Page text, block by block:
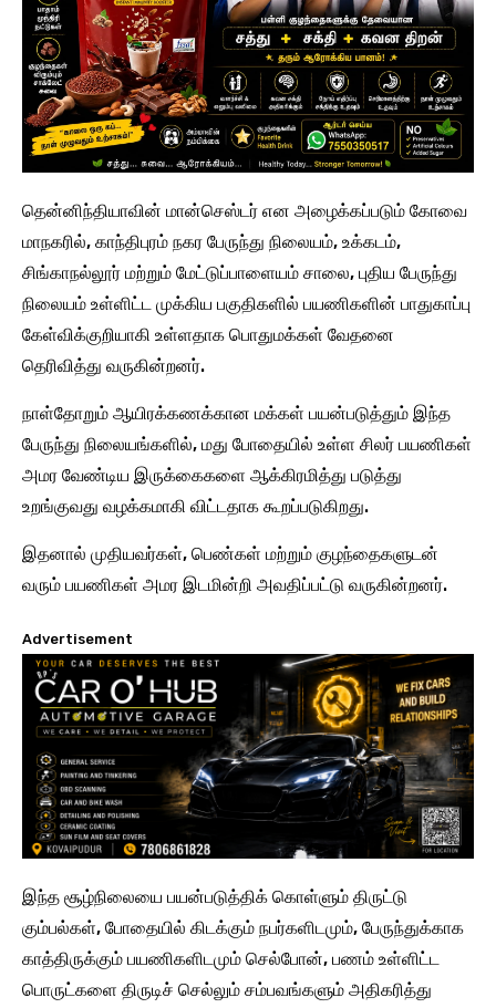
தென்னிந்தியாவின் மான்செஸ்டர் என அழைக்கப்படும் கோவை
மாநகரில், காந்திபுரம் நகர பேருந்து நிலையம், உக்கடம்,
சிங்காநல்லூர் மற்றும் மேட்டுப்பாளையம் சாலை, புதிய பேருந்து
நிலையம் உள்ளிட்ட முக்கிய பகுதிகளில் பயணிகளின் பாதுகாப்பு
கேள்விக்குறியாகி உள்ளதாக பொதுமக்கள் வேதனை
தெரிவித்து வருகின்றனர்.
நாள்தோறும் ஆயிரக்கணக்கான மக்கள் பயன்படுத்தும் இந்த
பேருந்து நிலையங்களில், மது போதையில் உள்ள சிலர் பயணிகள்
அமர வேண்டிய இருக்கைகளை ஆக்கிரமித்து படுத்து
உறங்குவது வழக்கமாகி விட்டதாக கூறப்படுகிறது.
இதனால் முதியவர்கள், பெண்கள் மற்றும் குழந்தைகளுடன்
வரும் பயணிகள் அமர இடமின்றி அவதிப்பட்டு வருகின்றனர்.
Advertisement
இந்த சூழ்நிலையை பயன்படுத்திக் கொள்ளும் திருட்டு
கும்பல்கள், போதையில் கிடக்கும் நபர்களிடமும், பேருந்துக்காக
காத்திருக்கும் பயணிகளிடமும் செல்போன், பணம் உள்ளிட்ட
பொருட்களை திருடிச் செல்லும் சம்பவங்களும் அதிகரித்து